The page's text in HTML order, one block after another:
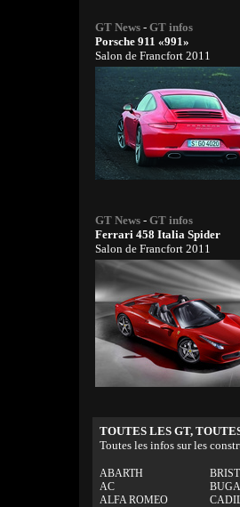
GT News - GT infos
Porsche 911 «991»
Salon de Francfort 2011
GT News - GT infos
Ferrari 458 Italia Spider
Salon de Francfort 2011
TOUTES LES GT,
Toutes les infos sur les
ABARTH
AC
ALFA ROMEO